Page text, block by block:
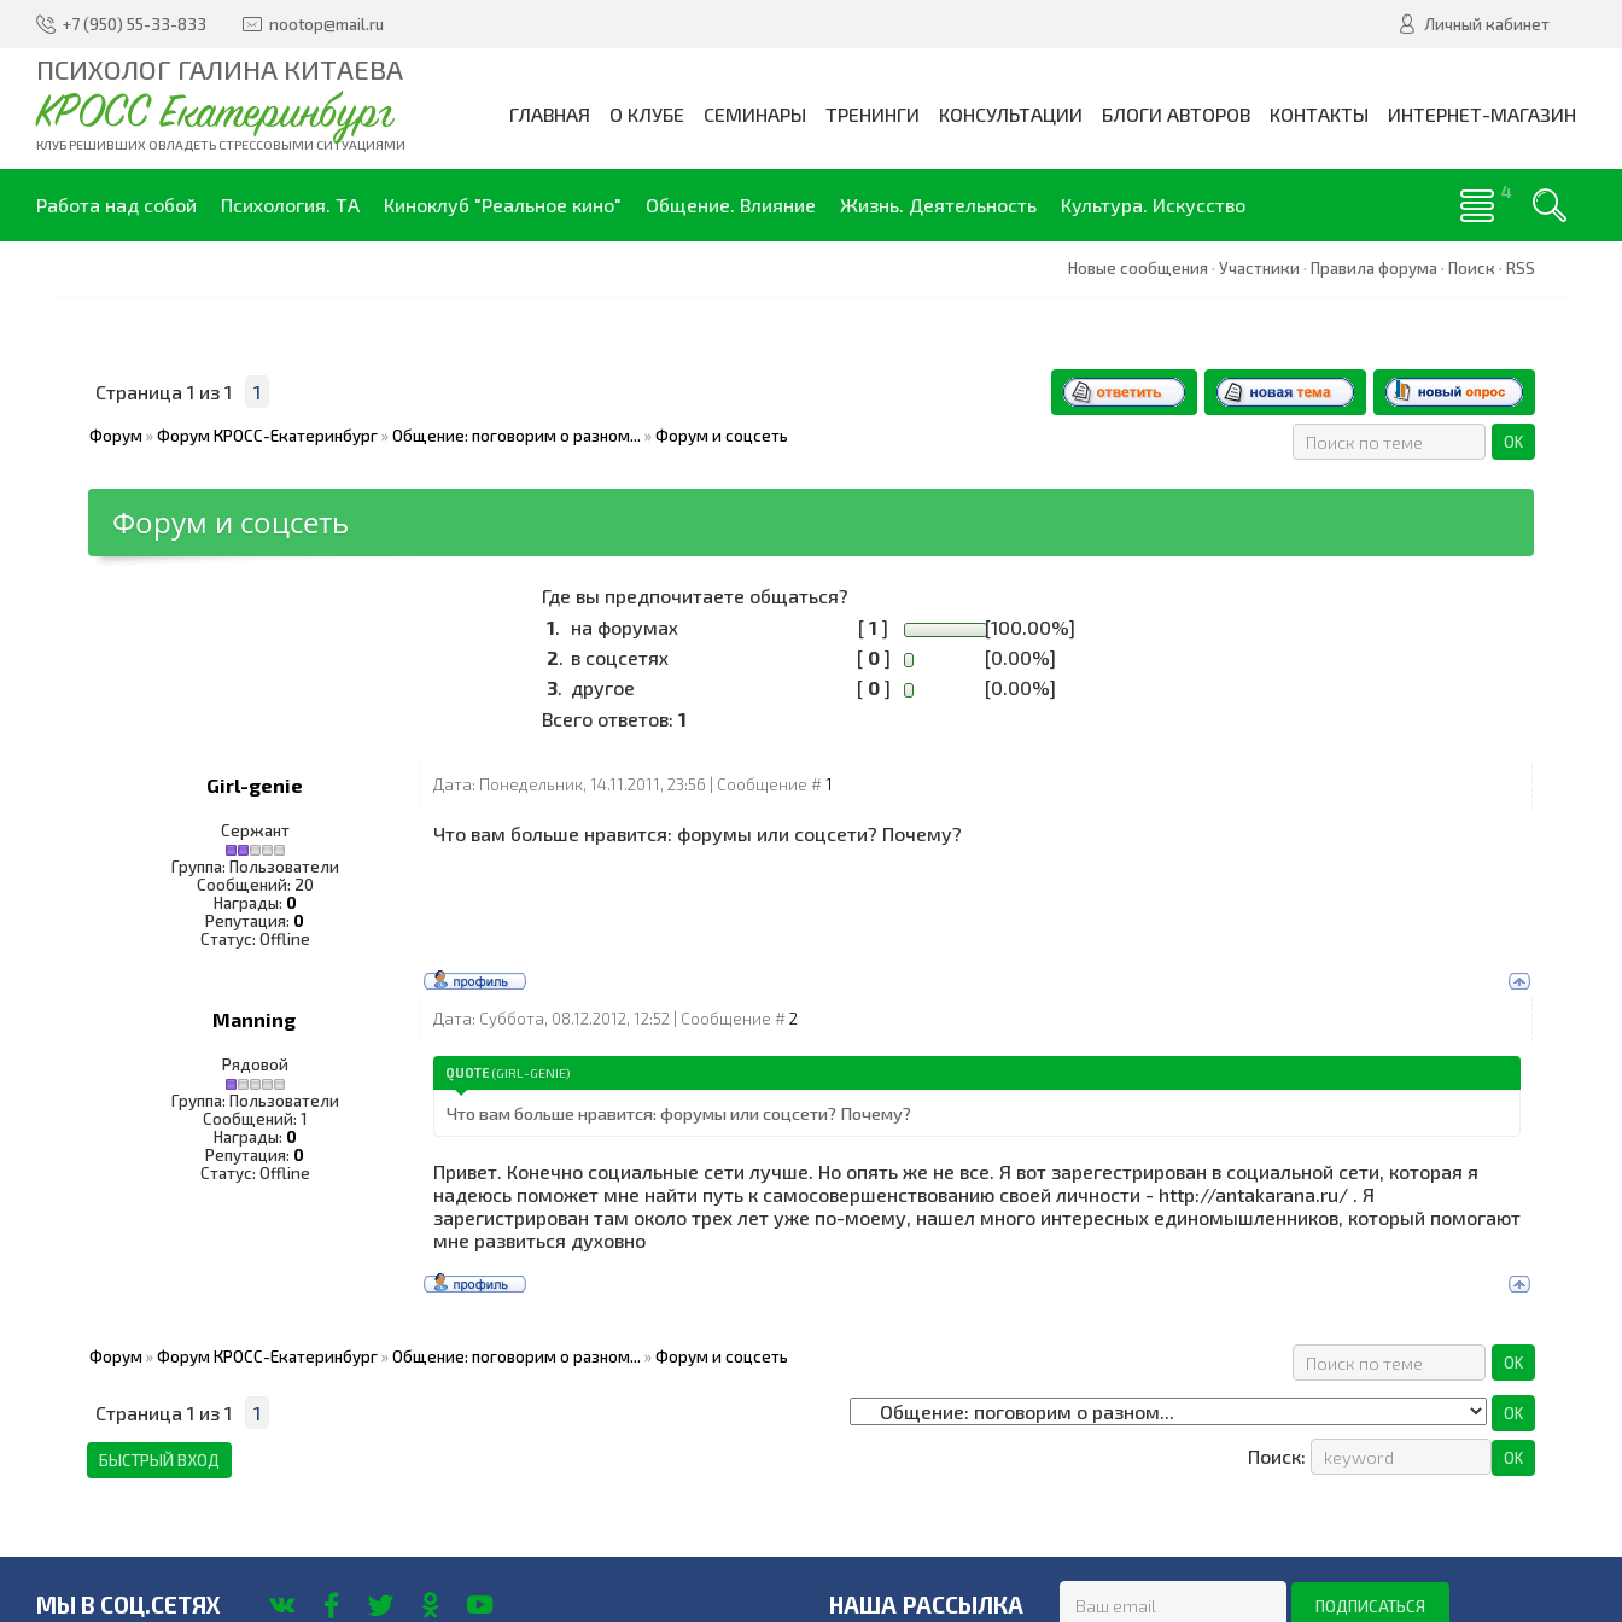
+7 (950) 55-33-833 nootop@mail.ru Личный кабинет
ПСИХОЛОГ ГАЛИНА КИТАЕВА
КРОСС Екатеринбург
КЛУБ РЕШИВШИХ ОВЛАДЕТЬ СТРЕССОВЫМИ СИТУАЦИЯМИ
ГЛАВНАЯ О КЛУБЕ СЕМИНАРЫ ТРЕНИНГИ КОНСУЛЬТАЦИИ БЛОГИ АВТОРОВ КОНТАКТЫ ИНТЕРНЕТ-МАГАЗИН
Работа над собой Психология. ТА Киноклуб "Реальное кино" Общение. Влияние Жизнь. Деятельность Культура. Искусство
Новые сообщения · Участники · Правила форума · Поиск · RSS
Страница 1 из 1 1
Форум »Форум КРОСС-Екатеринбург»Общение: поговорим о разном... »Форум и соцсеть
Форум и соцсеть
Где вы предпочитаете общаться?
1. на форумах [ 1 ]
[100.00%]
2. в соцсетях [ 0]
[0.00%]
3. другое [ 0]
[0.00%]
Всего ответов: 1
Girl-genie Дата: Понедельник, 14.11.2011, 23:56 | Сообщение #1
Сержант
Группа: Пользователи
Сообщений: 20
Награды: 0
Репутация: 0
Статус: Offline
Что вам больше нравится: форумы или соцсети? Почему?
Manning Дата: Суббота, 08.12.2012, 12:52 | Сообщение #2
Рядовой
Группа: Пользователи
Сообщений: 1
Награды: 0
Репутация: 0
Статус: Offline
QUOTE (GIRL-GENIE)
Что вам больше нравится: форумы или соцсети? Почему?
Привет. Конечно социальные сети лучше. Но опять же не все. Я вот зарегестрирован в социальной сети, которая я
надеюсь поможет мне найти путь к самосовершенствованию своей личности - http://antakarana.ru/ . Я
зарегистрирован там около трех лет уже по-моему, нашел много интересных единомышленников, который помогают
мне развиться духовно
Форум »Форум КРОСС-Екатеринбург»Общение: поговорим о разном... »Форум и соцсеть
Страница 1 из 1
1
Поиск:
МЫ В СОЦ.СЕТЯХ НАША РАССЫЛКА